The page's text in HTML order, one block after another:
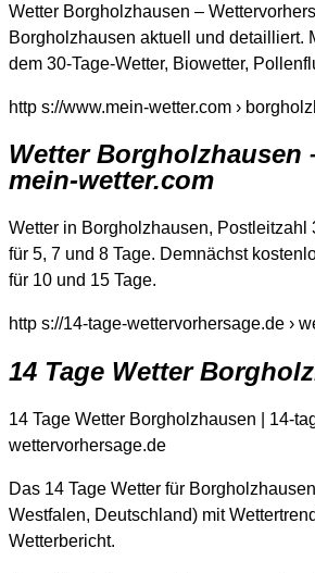
Wetter Borgholzhausen –
Borgholzhausen aktuell und detailliert.
dem 30-Tage-Wetter, Biowetter,
http s://www.mein-wetter.com ›
Wetter Borgholzhausen
mein-wetter.com
Wetter in Borgholzhausen, Postleitzahl
für 5, 7 und 8 Tage. Demnächst
für 10 und 15 Tage.
http s://14-tage-wettervorhersage.de ›
14 Tage Wetter
14 Tage Wetter Borgholzhausen | 14-
wettervorhersage.de
Das 14 Tage Wetter für
Westfalen, Deutschland) mit
Wetterbericht.